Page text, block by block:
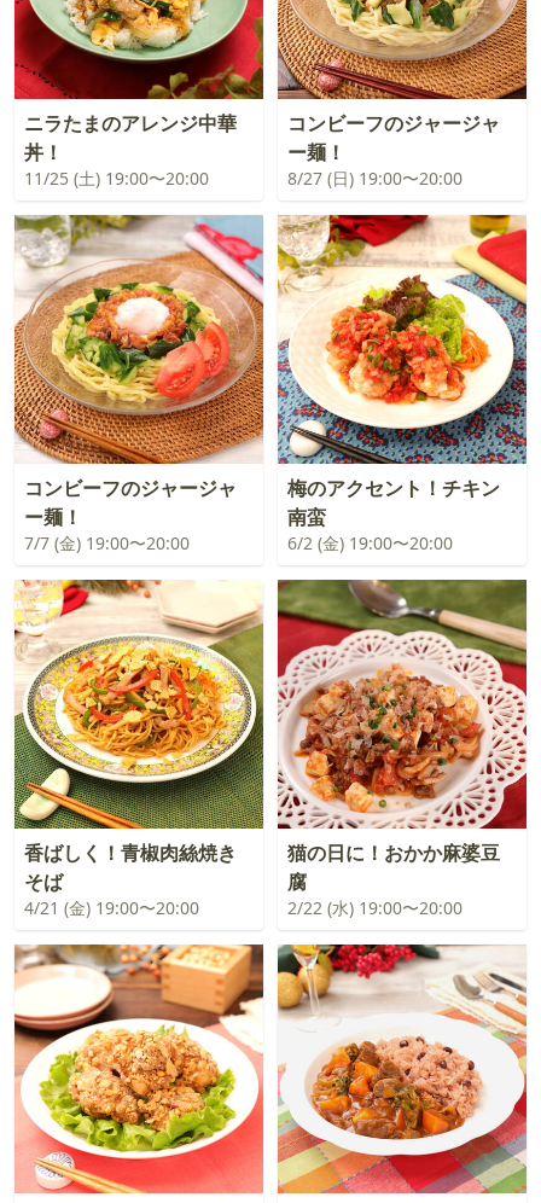
ニラたまのアレンジ中華
丼！
11/25 (土) 19:00〜20:00
コンビーフのジャージャ
ー麺！
8/27 (日) 19:00〜20:00
コンビーフのジャージャ
ー麺！
7/7 (金) 19:00〜20:00
梅のアクセント！チキン
南蛮
6/2 (金) 19:00〜20:00
香ばしく！青椒肉絲焼き
そば
4/21 (金) 19:00〜20:00
猫の日に！おかか麻婆豆
腐
2/22 (水) 19:00〜20:00